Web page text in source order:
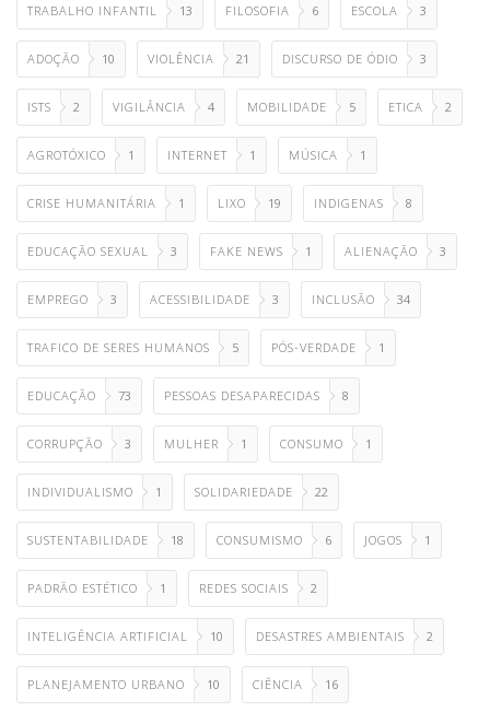
TRABALHO INFANTIL 13 FILOSOFIA 6 ESCOLA 3
ADOÇÃO 10 VIOLÊNCIA 21 DISCURSO DE ÓDIO 3
ISTS 2 VIGILÂNCIA 4 MOBILIDADE 5 ETICA 2
AGROTÓXICO 1 INTERNET 1 MÚSICA 1
CRISE HUMANITÁRIA 1 LIXO 19 INDIGENAS 8
EDUCAÇÃO SEXUAL 3 FAKE NEWS 1 ALIENAÇÃO 3
EMPREGO 3 ACESSIBILIDADE 3 INCLUSÃO 34
TRAFICO DE SERES HUMANOS 5 PÓS-VERDADE 1
EDUCAÇÃO 73 PESSOAS DESAPARECIDAS 8
CORRUPÇÃO 3 MULHER 1 CONSUMO 1
INDIVIDUALISMO 1 SOLIDARIEDADE 22
SUSTENTABILIDADE 18 CONSUMISMO 6 JOGOS 1
PADRÃO ESTÉTICO 1 REDES SOCIAIS 2
INTELIGÊNCIA ARTIFICIAL 10 DESASTRES AMBIENTAIS 2
PLANEJAMENTO URBANO 10 CIÊNCIA 16